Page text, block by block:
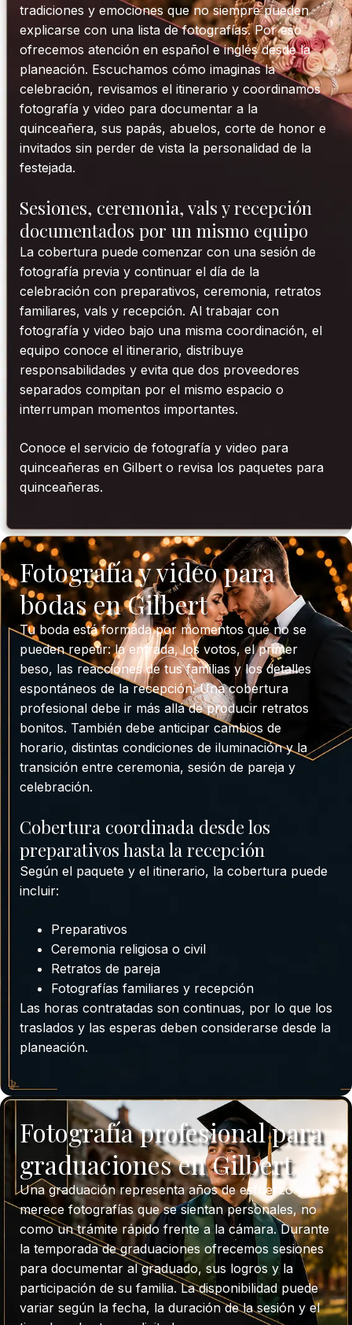
tradiciones y emociones que no siempre pueden
explicarse con una lista de fotografías. Por eso
ofrecemos atención en español e inglés desde la
planeación. Escuchamos cómo imaginas la
celebración, revisamos el itinerario y coordinamos
fotografía y video para documentar a la
quinceañera, sus papás, abuelos, corte de honor e
invitados sin perder de vista la personalidad de la
festejada.
Sesiones, ceremonia, vals y recepción
documentados por un mismo equipo
La cobertura puede comenzar con una sesión de
fotografía previa y continuar el día de la
celebración con preparativos, ceremonia, retratos
familiares, vals y recepción. Al trabajar con
fotografía y video bajo una misma coordinación, el
equipo conoce el itinerario, distribuye
responsabilidades y evita que dos proveedores
separados compitan por el mismo espacio o
interrumpan momentos importantes.
Conoce el servicio de fotografía y video para
quinceañeras en Gilbert o revisa los paquetes para
quinceañeras.
Fotografía y video para
bodas en Gilbert
Tu boda está formada por momentos que no se
pueden repetir: la entrada, los votos, el primer
beso, las reacciones de tus familias y los detalles
espontáneos de la recepción. Una cobertura
profesional debe ir más allá de producir retratos
bonitos. También debe anticipar cambios de
horario, distintas condiciones de iluminación y la
transición entre ceremonia, sesión de pareja y
celebración.
Cobertura coordinada desde los
preparativos hasta la recepción
Según el paquete y el itinerario, la cobertura puede
incluir:
Preparativos
Ceremonia religiosa o civil
Retratos de pareja
Fotografías familiares y recepción
Las horas contratadas son continuas, por lo que los
traslados y las esperas deben considerarse desde la
planeación.
Fotografía profesional para
graduaciones en Gilbert
Una graduación representa años de esfuerzo y
merece fotografías que se sientan personales, no
como un trámite rápido frente a la cámara. Durante
la temporada de graduaciones ofrecemos sesiones
para documentar al graduado, sus logros y la
participación de su familia. La disponibilidad puede
variar según la fecha, la duración de la sesión y el